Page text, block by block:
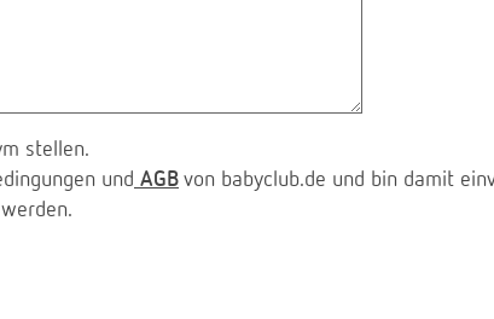
stellen.
und AGB von babyclub.de und bin damit